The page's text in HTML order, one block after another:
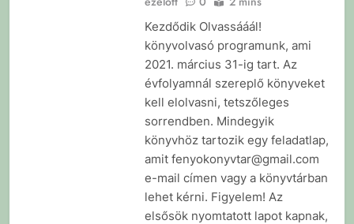
Kezdődik Olvassááál!
könyvolvasó programunk, ami
2021. március 31-ig tart. Az
évfolyamnál szereplő könyveket
kell elolvasni, tetszőleges
sorrendben. Mindegyik
könyvhöz tartozik egy feladatlap,
amit fenyokonyvtar@gmail.com
e-mail címen vagy a könyvtárban
lehet kérni. Figyelem! Az
elsősök nyomtatott lapot kapnak,